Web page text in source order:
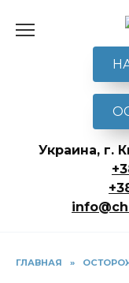
Украина, г.
ГЛАВНАЯ »